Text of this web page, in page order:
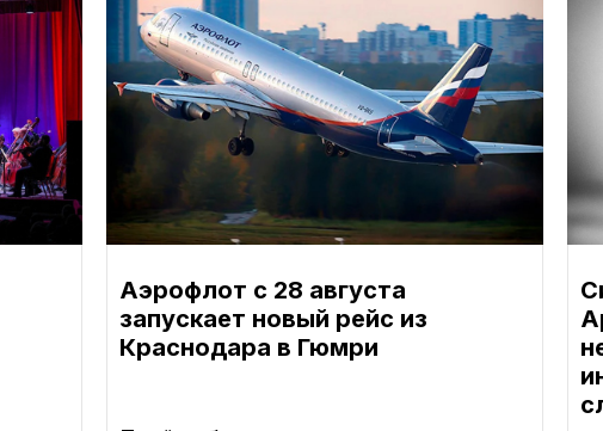
Аэрофлот с 28 августа
запускает новый рейс из
Краснодара в Гюмри